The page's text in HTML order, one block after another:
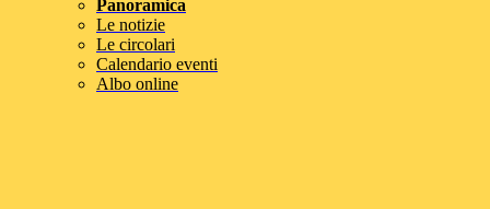
Panoramica
Le notizie
Le circolari
Calendario eventi
Albo online